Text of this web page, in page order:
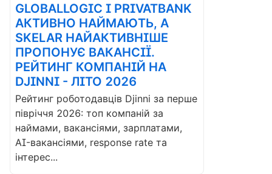
GLOBALLOGIC І PRIVATBANK
АКТИВНО НАЙМАЮТЬ, А
SKELAR НАЙАКТИВНІШЕ
ПРОПОНУЄ ВАКАНСІЇ.
РЕЙТИНГ КОМПАНІЙ НА
DJINNI - ЛІТО 2026
Рейтинг роботодавців Djinni за перше
півріччя 2026: топ компаній за
наймами, вакансіями, зарплатами,
AI-вакансіями, response rate та
інтерес...